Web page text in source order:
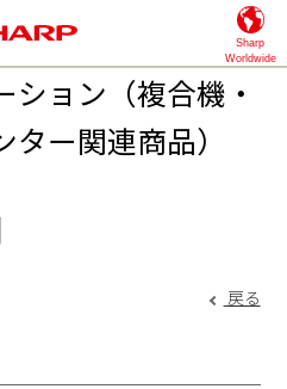
Sharp
Worldwide
ョン（複合機・
ー関連商品）
戻る